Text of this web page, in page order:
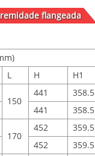
flangeada
L H H1
150
441 358.5
441 358.5
170
452 359.5
452 359.5